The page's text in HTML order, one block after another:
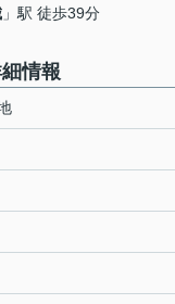
」駅 徒歩39分
情報